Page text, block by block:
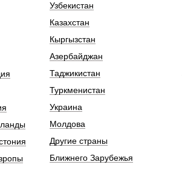
Узбекистан
Казахстан
Кыргызстан
Азербайджан
Таджикистан
Туркменистан
Украина
Молдова
Другие страны
Ближнего Зарубежья